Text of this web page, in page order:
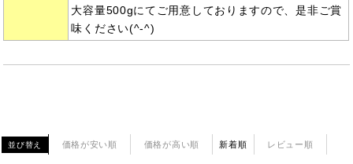
大容量500gにてご用意しておりますので、是非ご賞
味ください(^-^)
並び替え 価格が安い順 価格が高い順 新着順 レビュー順